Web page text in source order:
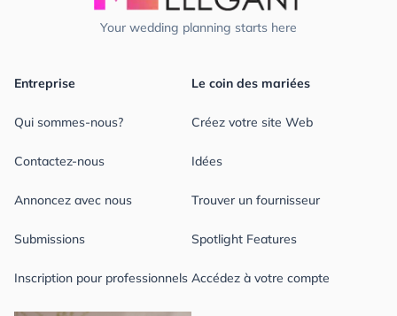
Your wedding planning starts here
Entreprise
Qui sommes-nous?
Contactez-nous
Annoncez avec nous
Submissions
Inscription pour professionnels
Le coin des mariées
Créez votre site Web
Idées
Trouver un fournisseur
Spotlight Features
Accédez à votre compte